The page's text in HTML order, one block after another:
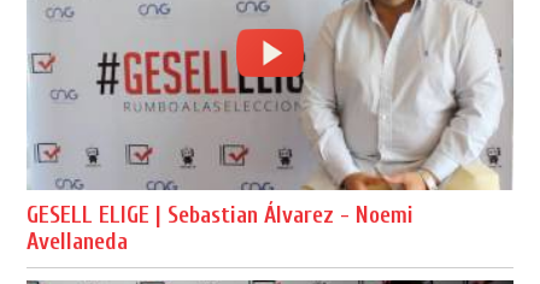
GESELL ELIGE | Sebastian Álvarez - Noemi
Avellaneda